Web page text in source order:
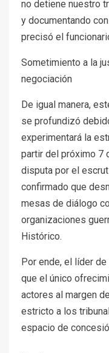
no detiene nuestro
y documentando
precisó el
Sometimiento a la
negociación
De igual manera,
se profundizó
experimentará la
partir del próximo 7
disputa por el
confirmado que
mesas de diálogo
organizaciones
Histórico.
Por ende, el líder
que el único
actores al margen
estricto a los
espacio de